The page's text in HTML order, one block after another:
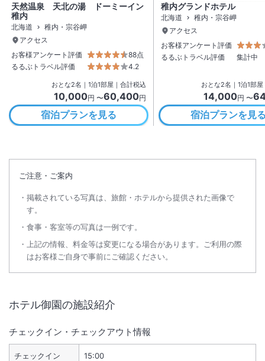
天然温泉 天北の湯 ドーミーイン
稚内
北海道
稚内・宗谷岬
アクセス
お客様アンケート評価
88点
るるぶトラベル評価
4.2
おとな2名 ｜ 1泊1部屋｜合計税込
10,000円 〜60,400円
宿泊プランを見る
稚内グランドホテル
北海道
稚内・宗谷岬
アクセス
お客様アンケート評価
るるぶトラベル評価
集計中
おとな2名 ｜ 1泊1部屋
14,000円 〜
宿泊プランを見
ご注意・ご案内
掲載されている写真は、旅館・ホテルから提供された画像で
す。
食事・客室等の写真は一例です。
上記の情報、料金等は変更になる場合があります。ご利用の際
はお客様ご自身で事前にご確認ください。
ホテル御園の施設紹介
チェックイン・チェックアウト情報
チェックイン 15:00